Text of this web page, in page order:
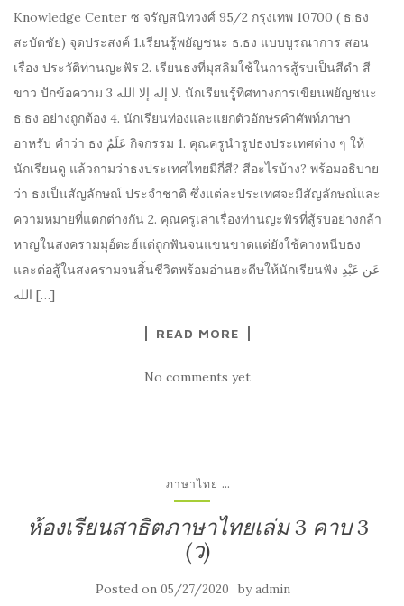
Knowledge Center ซ จรัญสนิทวงศ์ 95/2 กรุงเทพ 10700 ( ธ.ธง
สะบัดชัย) จุดประสงค์ 1.เรียนรู้พยัญชนะ ธ.ธง แบบบูรณาการ สอน
เรื่อง ประวัติท่านญะฟัร 2. เรียนธงที่มุสลิมใช้ในการสู้รบเป็นสีดำ สี
ขาว ปักข้อความ لا إله إلا الله 3. นักเรียนรู้ทิศทางการเขียนพยัญชนะ
ธ.ธง อย่างถูกต้อง 4. นักเรียนท่องและแยกตัวอักษรคำศัพท์ภาษา
อาหรับ คำว่า ธง عَلَمٌ กิจกรรม 1. คุณครูนำรูปธงประเทศต่าง ๆ ให้
นักเรียนดู แล้วถามว่าธงประเทศไทยมีกี่สี? สีอะไรบ้าง? พร้อมอธิบาย
ว่า ธงเป็นสัญลักษณ์ ประจำชาติ ซึ่งแต่ละประเทศจะมีสัญลักษณ์และ
ความหมายที่แตกต่างกัน 2. คุณครูเล่าเรื่องท่านญะฟัรที่สู้รบอย่างกล้า
หาญในสงครามมุอ์ตะฮ์แต่ถูกฟันจนแขนขาดแต่ยังใช้คางหนีบธง
และต่อสู้ในสงครามจนสิ้นชีวิตพร้อมอ่านฮะดีษให้นักเรียนฟัง عَن عَبْدِ
الله […]
READ MORE
No comments yet
ภาษาไทย ...
ห้องเรียนสาธิตภาษาไทยเล่ม 3 คาบ 3
(ว)
Posted on 05/27/2020 byadmin